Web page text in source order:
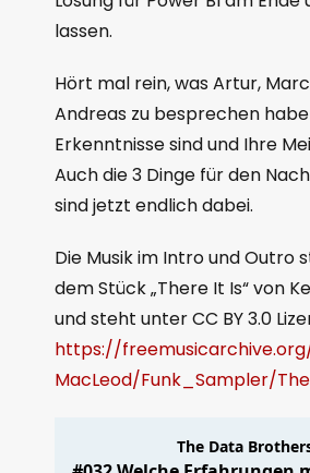
lassen.
Hört mal rein, was Artur,
Andreas zu besprechen
Erkenntnisse sind und Ihre
Auch die 3 Dinge für den
sind jetzt endlich dabei.
Die Musik im Intro und Outro
dem Stück „There It Is“ von
und steht unter CC BY 3.0
https://
MacLeod/Funk_Sampler/